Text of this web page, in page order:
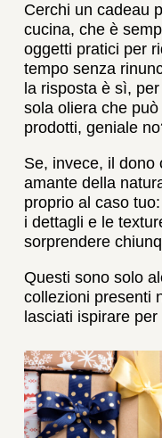
Cerchi un cadeau
cucina, che è
oggetti pratici per
tempo senza
la risposta è sì,
sola oliera che
prodotti, geniale
Se, invece, il dono
amante della
proprio al caso
i dettagli e le
sorprendere
Questi sono solo
collezioni presenti
lasciati ispirare